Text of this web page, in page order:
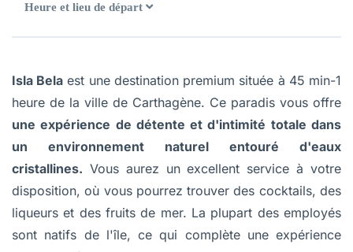
Heure et lieu de départ
Isla Bela est une destination premium située à 45 min-1
heure de la ville de Carthagène. Ce paradis vous offre
une expérience de détente et d'intimité totale dans
un environnement naturel entouré d'eaux
cristallines. Vous aurez un excellent service à votre
disposition, où vous pourrez trouver des cocktails, des
liqueurs et des fruits de mer. La plupart des employés
sont natifs de l'île, ce qui complète une expérience